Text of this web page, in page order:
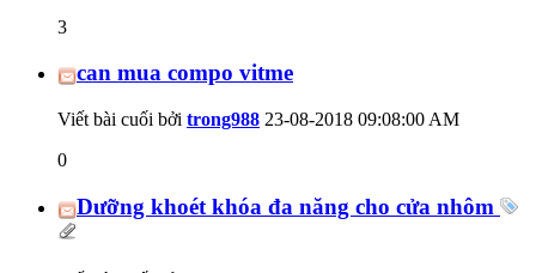
3
can mua compo vitme
Viết bài cuối bởi trong988 23-08-2018 09:08:00 AM
0
Dưỡng khoét khóa đa năng cho cửa nhôm